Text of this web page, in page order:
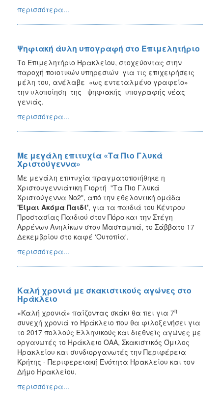
ΠΟΛΙΤΙΣΜΟΣ
ΑΝΘΕΚΤΙΚΗ
ΠΟΛΗ
περισσότερα...
Ψηφιακή άυλη υπογραφή στο Επιμελητήριο
Το Επιμελητήριο Ηρακλείου, στοχεύοντας στην
παροχή ποιοτικών υπηρεσιών για τις επιχειρήσεις
μέλη του, ανέλαβε «ως εντεταλμένο γραφείο»
την υλοποίηση της ψηφιακής υπογραφής νέας
γενιάς.
περισσότερα...
Με μεγάλη επιτυχία «Τα Πιο Γλυκά
Χριστούγεννα»
Με μεγάλη επιτυχία πραγματοποιήθηκε η
Χριστουγεννιάτικη Γιορτή "Τα Πιο Γλυκά
Χριστούγεννα Νο2", από την εθελοντική ομάδα
'Είμαι Ακόμα Παιδί', για τα παιδιά του Κέντρου
Προστασίας Παιδιού στον Πόρο και την Στέγη
Αρρένων Ανηλίκων στον Μασταμπά, το Σάββατο 17
Δεκεμβρίου στο καφέ 'Ουτοπία'.
περισσότερα...
Καλή χρονιά με σκακιστικούς αγώνες στο
Ηράκλειο
«Καλή χρονιά» παίζοντας σκάκι θα πει για 7η
συνεχή χρονιά το Ηράκλειο που θα φιλοξενήσει για
το 2017 πολλούς Ελληνικούς και διεθνείς αγώνες με
οργανωτές το Ηράκλειο ΟΑΑ, Σκακιστικός Όμιλος
Ηρακλείου και συνδιοργανωτές την Περιφέρεια
Κρήτης - Περιφερειακή Ενότητα Ηρακλείου και τον
Δήμο Ηρακλείου.
περισσότερα...